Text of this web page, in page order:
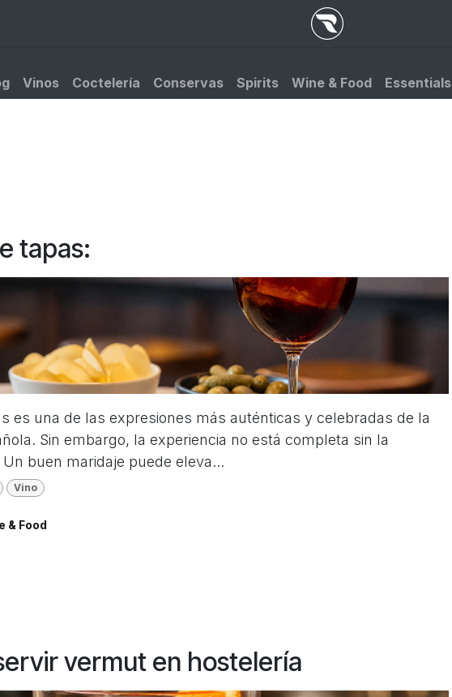
Vinos Coctelería Conservas Spirits Wine & Food Essentials
tapas:
es una de las expresiones más auténticas y celebradas de la
Sin embargo, la experiencia no está completa sin la
buen maridaje puede eleva...
Vino
& Food
vermut en hostelería